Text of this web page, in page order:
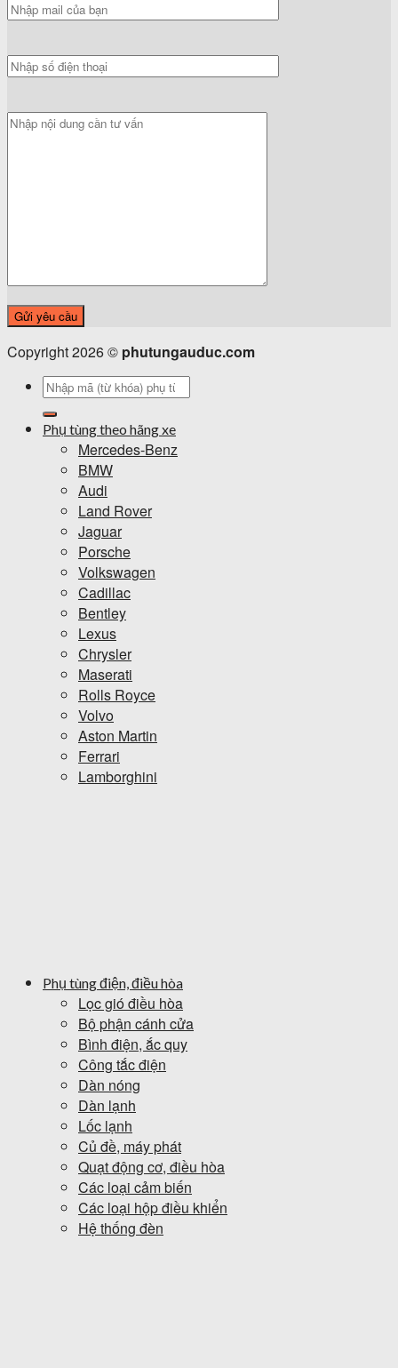
Copyright 2026 © phutungauduc.com
Tìm
Phụ tùng theo hãng xe
Mercedes-Benz
BMW
Audi
Land Rover
Jaguar
Porsche
Volkswagen
Cadillac
Bentley
Lexus
Chrysler
Maserati
Rolls Royce
Volvo
Aston Martin
Ferrari
Lamborghini
Phụ tùng điện, điều hòa
Lọc gió điều hòa
Bộ phận cánh cửa
Bình điện, ắc quy
Công tắc điện
Dàn nóng
Dàn lạnh
Lốc lạnh
Củ đề, máy phát
Quạt động cơ, điều hòa
Các loại cảm biến
Các loại hộp điều khiển
Hệ thống đèn